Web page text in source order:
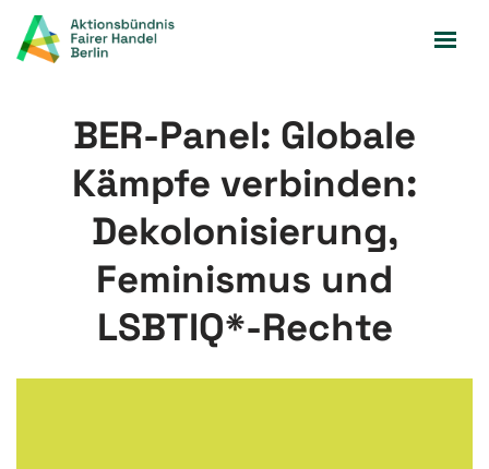
Zum
BER-Panel: Globale
Kämpfe verbinden:
Dekolonisierung,
Feminismus und
LSBTIQ*-Rechte